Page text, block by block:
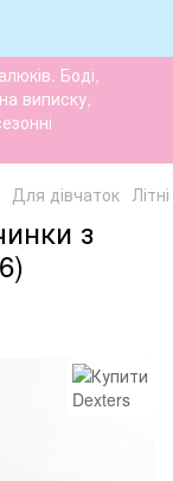
Боді,
виписку,
Для дівчаток
з